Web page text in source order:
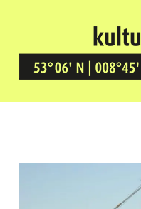
Kultur Vor Ort
BREMEN GRÖPELINGEN